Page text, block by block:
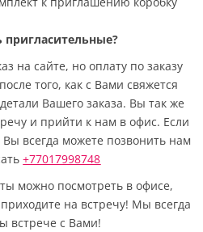
пригласительные?
на сайте, но оплату по заказу
того, как с Вами свяжется
Вашего заказа. Вы так же
и прийти к нам в офис. Если
всегда можете позвонить нам
+77017998748
можно посмотреть в офисе,
на встречу! Мы всегда
встрече с Вами!